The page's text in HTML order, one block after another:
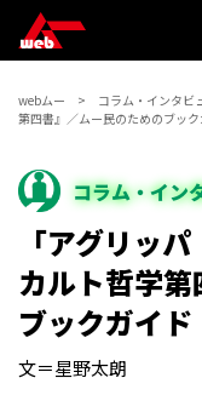
webムー コラム・インタビ
第四書』／ムー民のためのブック
コラム・イン
「アグリッ
カルト哲学
ブックガイド
文＝星野太朗